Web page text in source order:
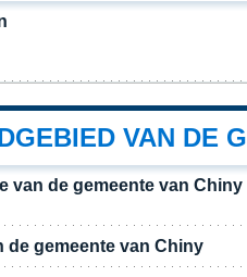
VAN DE
van de gemeente van Chiny
de gemeente van Chiny